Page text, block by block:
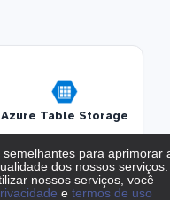
Azure Table Storage